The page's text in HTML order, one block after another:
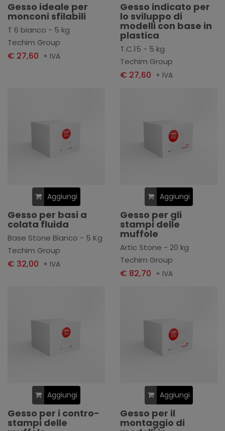
Gesso ideale per
monconi sfilabili
T 6 bianco - 5 kg
Techim Group
€ 27,60 + IVA
Gesso indicato per
lo sviluppo di
modelli con base in
plastica
T.C.15 - 5 kg
Techim Group
€ 27,60 + IVA
Aggiungi
Gesso per basi a
colata fluida
Base Stone Bianco - 5 Kg
Techim Group
€ 32,00 + IVA
Aggiungi
Gesso per gli
stampi delle
muffole
Artic Stone - 20 kg
Techim Group
€ 82,70 + IVA
Aggiungi
Gesso per i contro-
stampi delle
Aggiungi
Gesso per il
montaggio di